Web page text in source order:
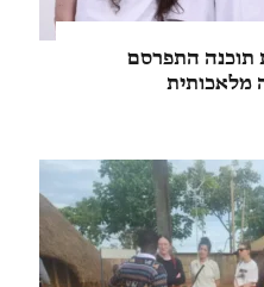
תוכנה התפרסם
מלאכותית